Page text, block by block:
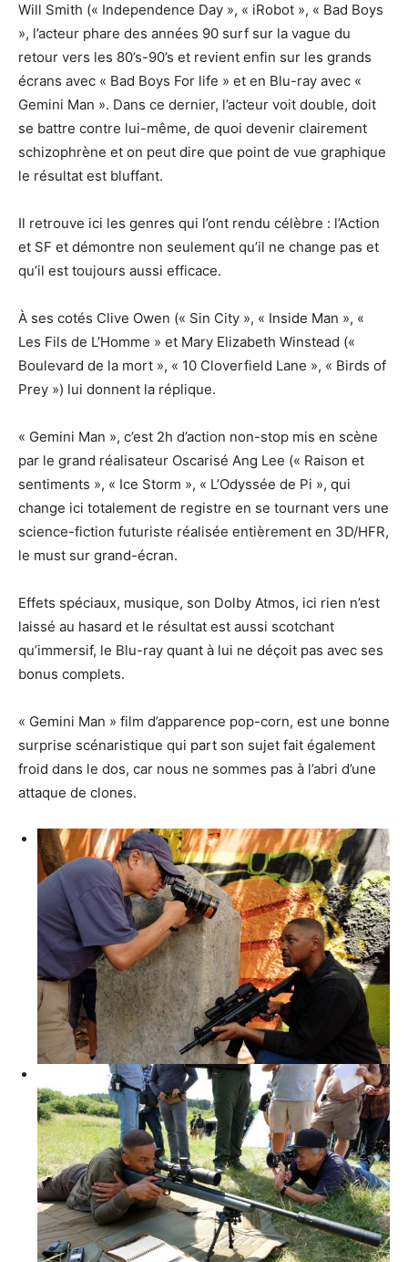
Will Smith (« Independence Day », « iRobot », « Bad Boys
», l’acteur phare des années 90 surf sur la vague du
retour vers les 80’s-90’s et revient enfin sur les grands
écrans avec « Bad Boys For life » et en Blu-ray avec «
Gemini Man ». Dans ce dernier, l’acteur voit double, doit
se battre contre lui-même, de quoi devenir clairement
schizophrène et on peut dire que point de vue graphique
le résultat est bluffant.
Il retrouve ici les genres qui l’ont rendu célèbre : l’Action
et SF et démontre non seulement qu’il ne change pas et
qu’il est toujours aussi efficace.
À ses cotés Clive Owen (« Sin City », « Inside Man », «
Les Fils de L’Homme » et Mary Elizabeth Winstead («
Boulevard de la mort », « 10 Cloverfield Lane », « Birds of
Prey ») lui donnent la réplique.
« Gemini Man », c’est 2h d’action non-stop mis en scène
par le grand réalisateur Oscarisé Ang Lee (« Raison et
sentiments », « Ice Storm », « L’Odyssée de Pi », qui
change ici totalement de registre en se tournant vers une
science-fiction futuriste réalisée entièrement en 3D/HFR,
le must sur grand-écran.
Effets spéciaux, musique, son Dolby Atmos, ici rien n’est
laissé au hasard et le résultat est aussi scotchant
qu’immersif, le Blu-ray quant à lui ne déçoit pas avec ses
bonus complets.
« Gemini Man » film d’apparence pop-corn, est une bonne
surprise scénaristique qui part son sujet fait également
froid dans le dos, car nous ne sommes pas à l’abri d’une
attaque de clones.